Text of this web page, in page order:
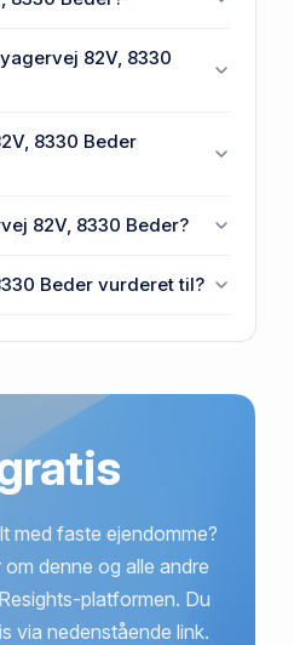
82V, 8330
82V, 8330
m² på Byagervej 82V,
8330 Beder
i 1986 på
82V, 8330 Beder?
Beder vurderet til?
med faste ejendomme?
denne og alle andre
platformen. Du
via nedenstående link.